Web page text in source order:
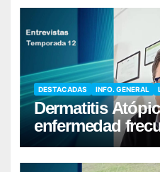
DESTACADAS INFO. GENERAL
Dermatitis
enfermedad
requiere
piel